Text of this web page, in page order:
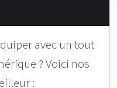
avec un tout
? Voici nos
: